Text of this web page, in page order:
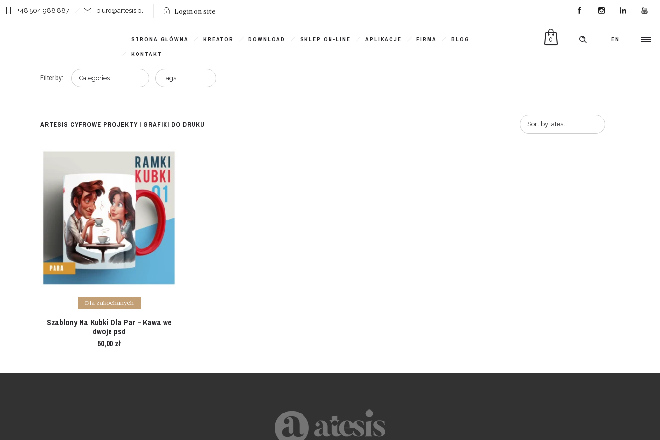
+48 504 988 887 biuro@artesis.pl Login on site
EN
0
STRONA GŁÓWNA KREATOR DOWNLOAD SKLEP ON-LINE APLIKACJE FIRMA BLOG
KONTAKT
Filter by: Categories Tags
ARTESIS CYFROWE PROJEKTY I GRAFIKI DO DRUKU Sort by latest
Add to cart
Dla zakochanych
Szablony Na Kubki Dla Par – Kawa we
dwoje psd
50,00 zł